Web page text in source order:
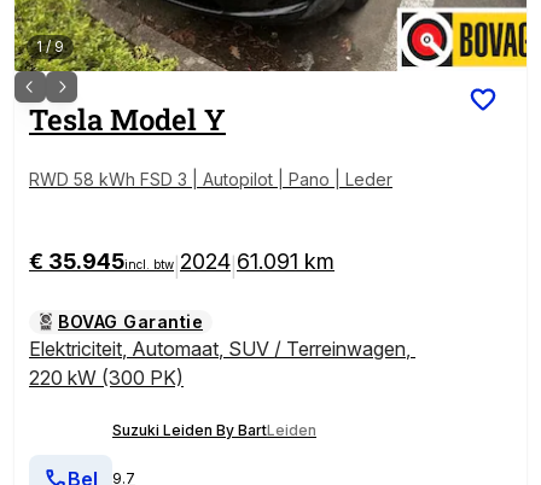
1/9
TeslaModel Y
RWD 58 kWh FSD 3 | Autopilot | Pano | Leder
€ 35.945incl. btw 2024 61.091 km
BOVAG Garantie
Elektriciteit, Automaat, SUV / Terreinwagen,
220 kW (300 PK)
Suzuki Leiden By BartLeiden
9.7
Bel